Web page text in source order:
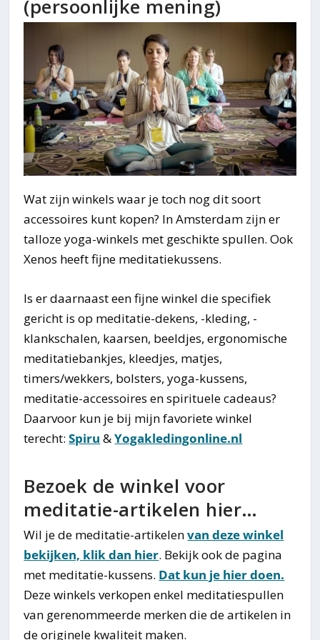
(persoonlijke mening)
Wat zijn winkels waar je toch nog dit soort
accessoires kunt kopen? In Amsterdam zijn er
talloze yoga-winkels met geschikte spullen. Ook
Xenos heeft fijne meditatiekussens.
Is er daarnaast een fijne winkel die specifiek
gericht is op meditatie-dekens, -kleding, -
klankschalen, kaarsen, beeldjes, ergonomische
meditatiebankjes, kleedjes, matjes,
timers/wekkers, bolsters, yoga-kussens,
meditatie-accessoires en spirituele cadeaus?
Daarvoor kun je bij mijn favoriete winkel
terecht:Spiru &Yogakledingonline.nl
Bezoek de winkel voor
meditatie-artikelen hier…
Wil je de meditatie-artikelenvan deze winkel
bekijken, klik dan hier. Bekijk ook de pagina
met meditatie-kussens. Dat kun je hier doen.
Deze winkels verkopen enkel meditatiespullen
van gerenommeerde merken die de artikelen in
de originele kwaliteit maken.